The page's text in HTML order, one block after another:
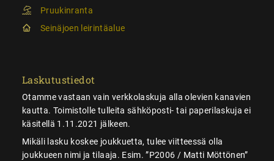
Pruukinranta
Seinäjoen leirintäalue
Laskutustiedot
Otamme vastaan vain verkkolaskuja alla olevien kanavien
kautta. Toimistolle tulleita sähköposti- tai paperilaskuja ei
käsitellä 1.11.2021 jälkeen.
Mikäli lasku koskee joukkuetta, tulee viitteessä olla
joukkueen nimi ja tilaaja. Esim. ”P2006 / Matti Möttönen”